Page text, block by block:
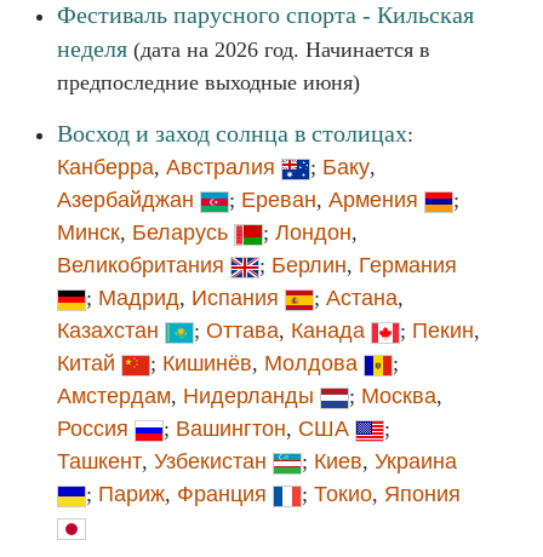
Фестиваль парусного спорта - Кильская
неделя (дата на 2026 год. Начинается в
предпоследние выходные июня)
Восход и заход солнца в столицах:
Канберра, Австралия ; Баку,
Азербайджан
; Ереван, Армения
;
Минск, Беларусь ; Лондон,
Великобритания
; Берлин, Германия
; Мадрид, Испания ; Астана,
Казахстан
; Оттава, Канада ; Пекин,
Китай
; Кишинёв, Молдова
;
Амстердам, Нидерланды ; Москва,
Россия
; Вашингтон, США
;
Ташкент, Узбекистан ; Киев, Украина
; Париж, Франция ; Токио, Япония